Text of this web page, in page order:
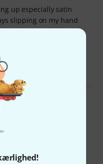
up especially satin
slipping on my hand
cloth that I think